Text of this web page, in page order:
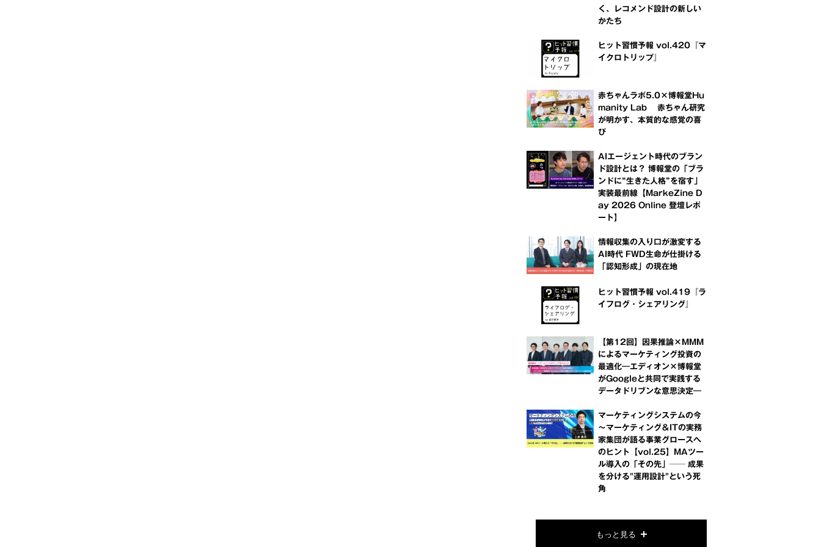
く、レコメンド設計の新しい
かたち
ヒット習慣予報 vol.420『マ
イクロトリップ』
赤ちゃんラボ5.0×博報堂Hu
manity Lab 赤ちゃん研究
が明かす、本質的な感覚の喜
び
AIエージェント時代のブラン
ド設計とは？ 博報堂の「ブラ
ンドに“生きた人格”を宿す」
実装最前線【MarkeZine D
ay 2026 Online 登壇レポ
ート】
情報収集の入り口が激変する
AI時代 FWD生命が仕掛ける
「認知形成」の現在地
ヒット習慣予報 vol.419『ラ
イフログ・シェアリング』
【第12回】因果推論×MMM
によるマーケティング投資の
最適化―エディオン×博報堂
がGoogleと共同で実践する
データドリブンな意思決定―
マーケティングシステムの今
～マーケティング＆ITの実務
家集団が語る事業グロースへ
のヒント【vol.25】MAツー
ル導入の「その先」── 成果
を分ける"運用設計"という死
角
もっと見る